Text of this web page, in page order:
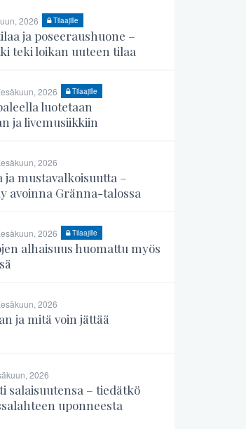
2026 Tilaajille
ja poseeraushuone –
teki loikan uuteen tilaa
2026 Tilaajille
luotetaan
ja livemusiikkiin
2026
ja mustavalkoisuutta –
avoinna Gränna-talossa
2026 Tilaajille
alhaisuus huomattu myös
2026
ja mitä voin jättää
2026
salaisuutensa – tiedätkö
uponneesta